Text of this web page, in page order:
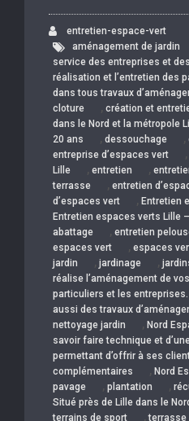
entretien-espace-vert
aménagement de jardin
service des entreprises et
réalisation et l’entretien des
dans tous travaux
cloture , création et
dans le Nord et la métropole
20 ans
, dessouchage ,
entreprise d’espaces vert ,
Lille
, entretien ,
terrasse
, entretien
d’espaces vert
, Entretien
Entretien espaces verts Lille
abattage
, entretien
espaces vert , espaces
jardin , jardinage ,
réalise l’aménagement de
particuliers et les
aussi des travaux
nettoyage jardin , Nord
savoir faire technique et
permettant d’offrir à ses
complémentaires
, Nord
pavage , plantation ,
Situé près de Lille dans le
terrains de sport ,terrasse